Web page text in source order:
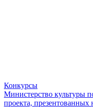
Конкурсы
Министерство культуры
проекта,